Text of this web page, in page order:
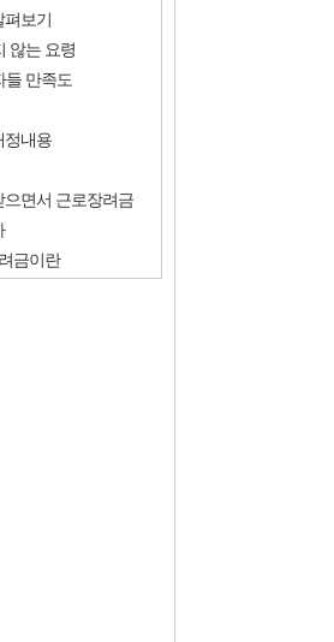
펴보기
않는 요령
들 만족도
정내용
면서 근로장려금
금이란